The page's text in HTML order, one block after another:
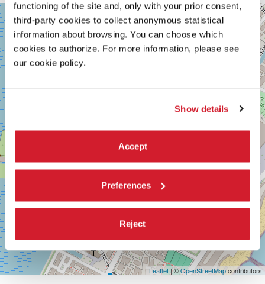
functioning of the site and, only with your prior consent,
third-party cookies to collect anonymous statistical
information about browsing. You can choose which
cookies to authorize. For more information, please see
our cookie policy.
Show details
Accept
Preferences
Reject
SALA
CORINTO
Via
Falier
4
30126
Lido
di
Venezia
Leaflet | ©OpenStreetMapcontributors